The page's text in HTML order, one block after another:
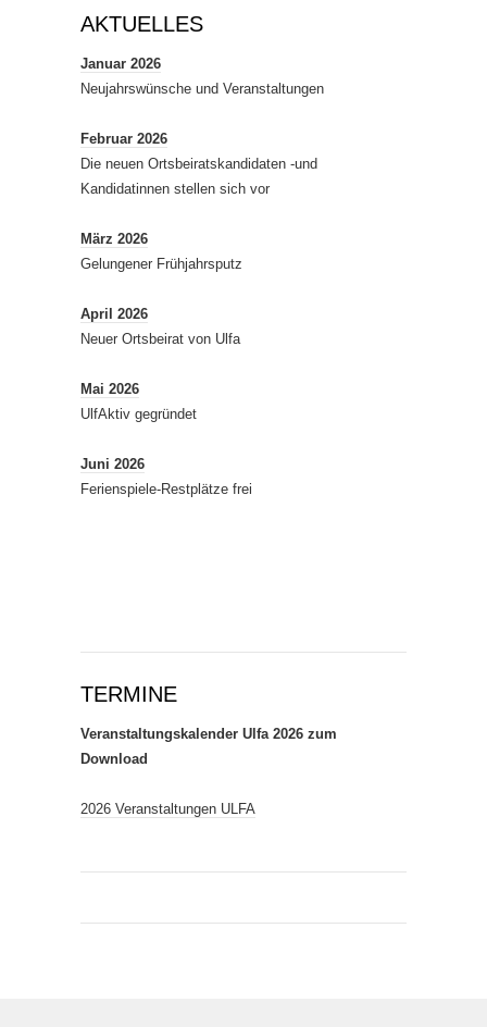
AKTUELLES
Januar 2026
Neujahrswünsche und Veranstaltungen
Februar 2026
Die neuen Ortsbeiratskandidaten -und
Kandidatinnen stellen sich vor
März 2026
Gelungener Frühjahrsputz
April 2026
Neuer Ortsbeirat von Ulfa
Mai 2026
UlfAktiv gegründet
Juni 2026
Ferienspiele-Restplätze frei
TERMINE
Veranstaltungskalender Ulfa 2026 zum
Download
2026 Veranstaltungen ULFA